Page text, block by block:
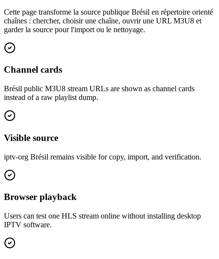
Cette page transforme la source publique Brésil en répertoire orienté
chaînes : chercher, choisir une chaîne, ouvrir une URL M3U8 et
garder la source pour l'import ou le nettoyage.
Channel cards
Brésil public M3U8 stream URLs are shown as channel cards
instead of a raw playlist dump.
Visible source
iptv-org Brésil remains visible for copy, import, and verification.
Browser playback
Users can test one HLS stream online without installing desktop
IPTV software.